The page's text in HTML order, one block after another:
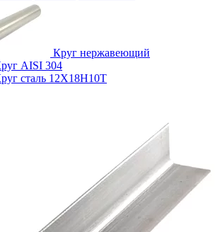
Круг нержавеющий
AISI 304
сталь 12Х18Н10Т